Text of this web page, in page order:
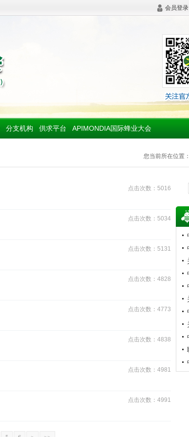
会员登录
分支机构 供求平台 APIMONDIA国际蜂业大会
您当前所在位置：
点击次数：5016
点击次数：5034
点击次数：5131
点击次数：4828
点击次数：4773
点击次数：4838
点击次数：4981
点击次数：4991